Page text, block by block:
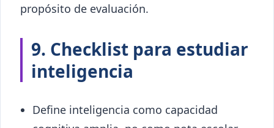
propósito de evaluación.
9. Checklist para estudiar
inteligencia
Define inteligencia como capacidad